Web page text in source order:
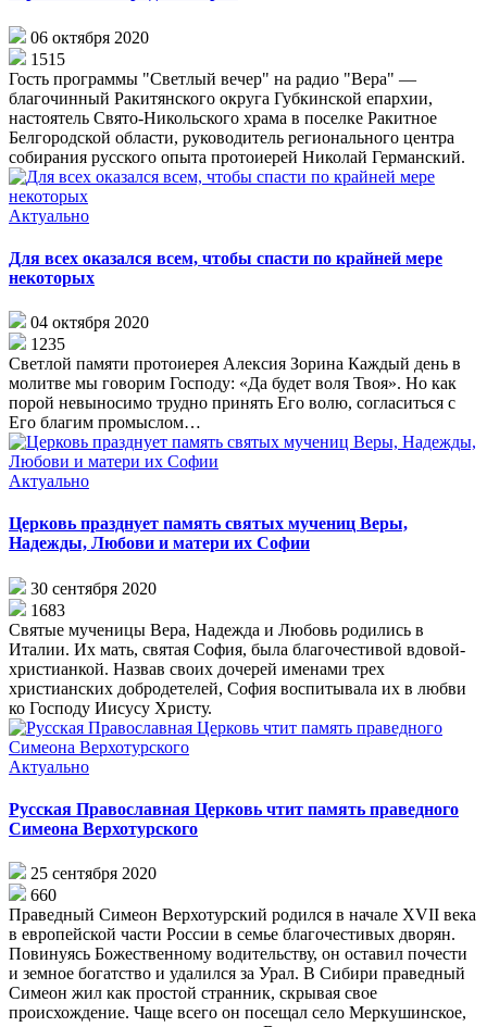
06 октября 2020
1515
Гость программы "Светлый вечер" на радио "Вера" —
благочинный Ракитянского округа Губкинской епархии,
настоятель Свято-Никольского храма в поселке Ракитное
Белгородской области, руководитель регионального центра
собирания русского опыта протоиерей Николай Германский.
Актуально
Для всех оказался всем, чтобы спасти по крайней мере
некоторых
04 октября 2020
1235
Светлой памяти протоиерея Алексия Зорина Каждый день в
молитве мы говорим Господу: «Да будет воля Твоя». Но как
порой невыносимо трудно принять Его волю, согласиться с
Его благим промыслом…
Актуально
Церковь празднует память святых мучениц Веры,
Надежды, Любови и матери их Софии
30 сентября 2020
1683
Святые мученицы Вера, Надежда и Любовь родились в
Италии. Их мать, святая София, была благочестивой вдовой-
христианкой. Назвав своих дочерей именами трех
христианских добродетелей, София воспитывала их в любви
ко Господу Иисусу Христу.
Актуально
Русская Православная Церковь чтит память праведного
Симеона Верхотурского
25 сентября 2020
660
Праведный Симеон Верхотурский родился в начале XVII века
в европейской части России в семье благочестивых дворян.
Повинуясь Божественному водительству, он оставил почести
и земное богатство и удалился за Урал. В Сибири праведный
Симеон жил как простой странник, скрывая свое
происхождение. Чаще всего он посещал село Меркушинское,